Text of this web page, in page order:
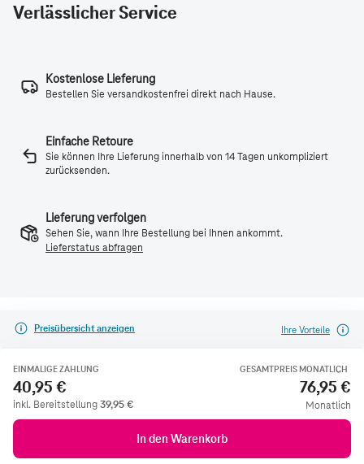
Verlässlicher Service
Kostenlose Lieferung
Bestellen Sie versandkostenfrei direkt nach Hause.
Einfache Retoure
Sie können Ihre Lieferung innerhalb von 14 Tagen unkompliziert
zurücksenden.
Lieferung verfolgen
Sehen Sie, wann Ihre Bestellung bei Ihnen ankommt.
Lieferstatus abfragen
Preisübersicht anzeigen Ihre Vorteile
EINMALIGE ZAHLUNG
40,95 €
inkl. Bereitstellung39,95€
GESAMTPREIS MONATLICH
76,95 €
Monatlich
In den Warenkorb